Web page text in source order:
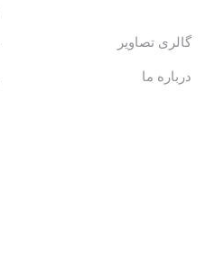
گالری تصاویر
درباره ما